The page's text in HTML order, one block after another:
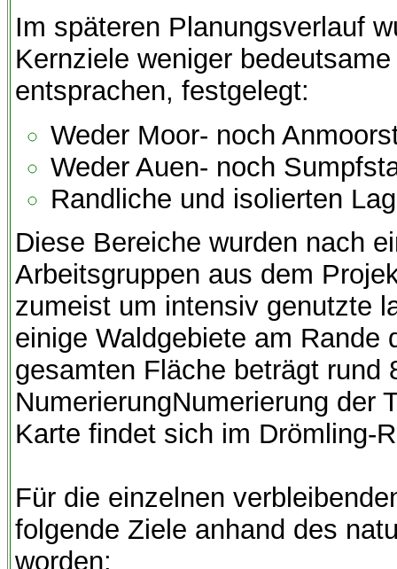
Im späteren Planungsverlauf
Kernziele weniger
entsprachen, festgelegt:
Weder Moor- noch
Weder Auen- noch
Randliche und isolierten
Diese Bereiche wurden nach
Arbeitsgruppen aus dem
zumeist um intensiv genutzte
einige Waldgebiete am Rande
gesamten Fläche beträgt rund
NumerierungNumerierung der
Karte findet sich im Drömling-
Für die einzelnen
folgende Ziele anhand des
worden: